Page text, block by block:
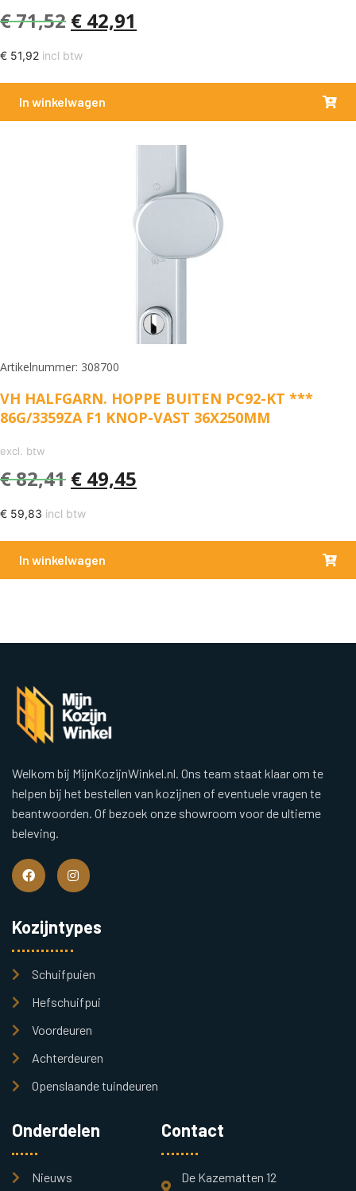
€71,52 € 42,91
€ 51,92 incl btw
In winkelwagen
Artikelnummer: 308700
VH HALFGARN. HOPPE BUITEN PC92-KT ***
86G/3359ZA F1 KNOP-VAST 36X250MM
excl. btw
€82,41 € 49,45
€ 59,83 incl btw
In winkelwagen
Welkom bij MijnKozijnWinkel.nl. Ons team staat klaar om te
helpen bij het bestellen van kozijnen of eventuele vragen te
beantwoorden. Of bezoek onze showroom voor de ultieme
beleving.
Kozijntypes
Schuifpuien
Hefschuifpui
Voordeuren
Achterdeuren
Openslaande tuindeuren
Onderdelen
Nieuws
Contact
De Kazematten 12